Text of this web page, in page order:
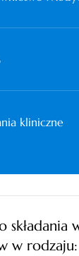
kliniczne
składania
w